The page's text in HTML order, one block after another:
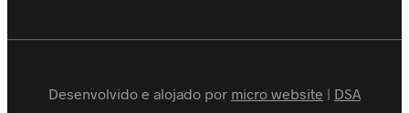
Desenvolvido e alojado por micro website | DSA